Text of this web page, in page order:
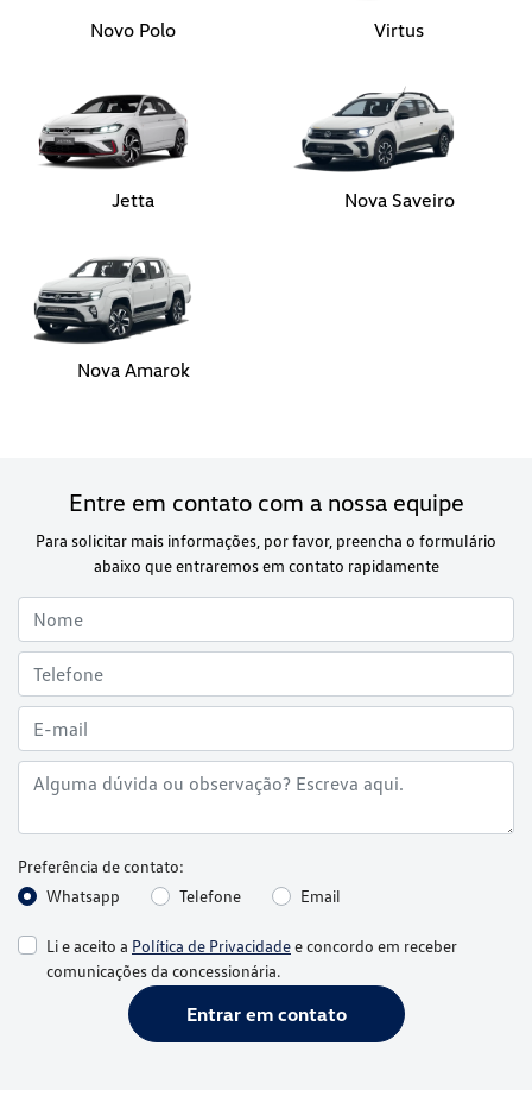
Nova Amarok
Entre em contato com a nossa equipe
Para solicitar mais informações, por favor, preencha o formulário
abaixo que entraremos em contato rapidamente
Preferência de contato:
Whatsapp
Li e aceito aPolítica de Privacidadee concordo em receber
comunicações da concessionária.
Entrar em contato
Um novo tempo.
Uma nova Volkswagen.
Conheça os serviços Volkswagen e se surpreenda.